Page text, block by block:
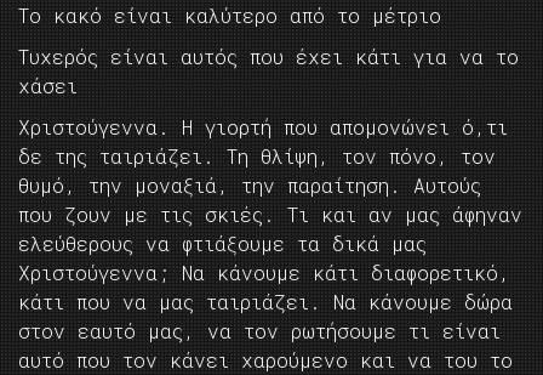
Το κακό είναι καλύτερο από το μέτριο
Τυχερός είναι αυτός που έχει κάτι για να το
χάσει
Χριστούγεννα. Η γιορτή που απομονώνει ό,τι
δε της ταιριάζει. Τη θλίψη, τον πόνο, τον
θυμό, την μοναξιά, την παραίτηση. Αυτούς
που ζουν με τις σκιές. Τι και αν μας άφηναν
ελεύθερους να φτιάξουμε τα δικά μας
Χριστούγεννα; Να κάνουμε κάτι διαφορετικό,
κάτι που να μας ταιριάζει. Να κάνουμε δώρα
στον εαυτό μας, να τον ρωτήσουμε τι είναι
αυτό που τον κάνει χαρούμενο και να του το